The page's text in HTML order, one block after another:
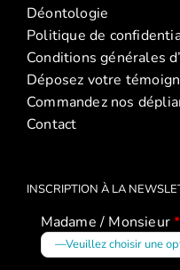
Déontologie
Politique de
Conditions générales
Déposez votre
Commandez nos
Contact
INSCRIPTION À LA
Madame / Monsieur*